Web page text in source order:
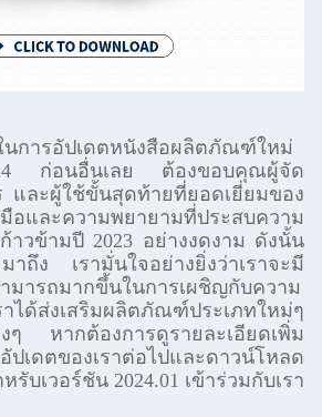
การอัปเดตหนังสือผลิตภัณฑ์ใหม่
ก่อนอื่นเลย ต้องขอบคุณผู้จัด
ละผู้ใช้ขั้นสุดท้ายที่ยอดเยี่ยมของ
อและความพยายามที่ประสบความ
ก้าวข้ามปี 2023 อย่างงดงาม ดังนั้น
ถึง เรามั่นใจอย่างยิ่งว่าเราจะมี
มารถมากขึ้นในการเผชิญกับความ
เสริมผลิตภัณฑ์ประเภทใหม่ๆ
ๆ หากต้องการดูรายละเอียดเพิ่ม
เดตของเราต่อไปและดาวน์โหลด
บเวอร์ชัน 2024.01 เข้าร่วมกับเรา